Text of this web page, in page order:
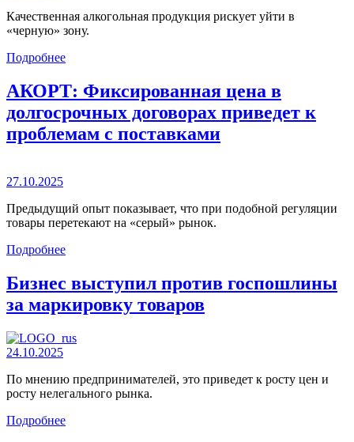
Качественная алкогольная продукция рискует уйти в
«черную» зону.
Подробнее
АКОРТ: Фиксированная цена в
долгосрочных договорах приведет к
проблемам с поставками
27.10.2025
Предыдущий опыт показывает, что при подобной регуляции
товары перетекают на «серый» рынок.
Подробнее
Бизнес выступил против госпошлины
за маркировку товаров
24.10.2025
По мнению предпринимателей, это приведет к росту цен и
росту нелегального рынка.
Подробнее